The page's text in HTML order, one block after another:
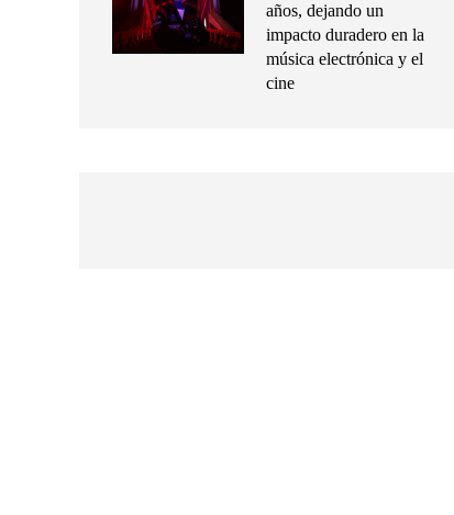
años, dejando un
impacto duradero en la
música electrónica y el
cine